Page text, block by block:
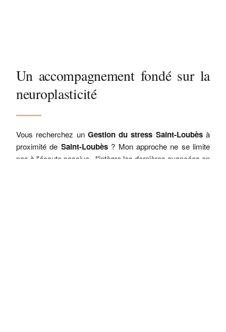
Un accompagnement fondé sur la
neuroplasticité
Vous recherchez un Gestion du stress Saint-Loubèsà
proximité de Saint-Loubès? Mon approche ne se limite
pas à l'écoute passive. J'intègre les dernières avancées en